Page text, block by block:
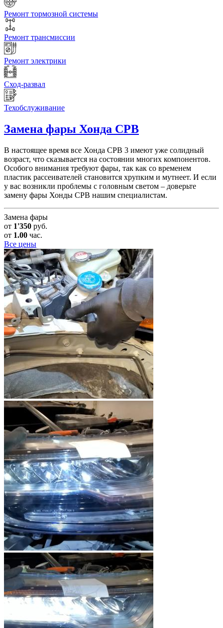
Ремонт тормозной системы
Ремонт трансмиссии
Ремонт электрики
Сход-развал
Техобслуживание
Замена фары Хонда СРВ
В настоящее время все Хонда СРВ 3 имеют уже солидный
возраст, что сказывается на состоянии многих компонентов.
Особого внимания требуют фары, так как со временем
пластик рассеивателей становится хрупким и мутнеет. И если
у вас возникли проблемы с головным светом – доверьте
замену фары Хонды СРВ нашим специалистам.
Замена фары
от 1'350 руб.
от 1.00 час.
Все цены